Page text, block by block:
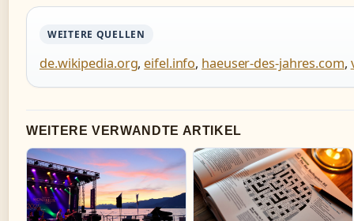
WEITERE QUELLEN
de.wikipedia.org, eifel.info, haeuser-des-jahres.com,
WEITERE VERWANDTE ARTIKEL